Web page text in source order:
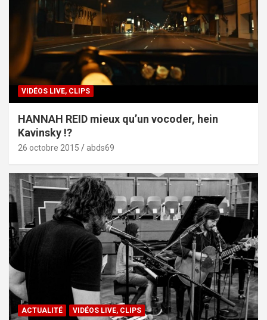
VIDÉOS LIVE, CLIPS
HANNAH REID mieux qu’un vocoder, hein
Kavinsky !?
26 octobre 2015 abds69
ACTUALITÉ VIDÉOS LIVE, CLIPS